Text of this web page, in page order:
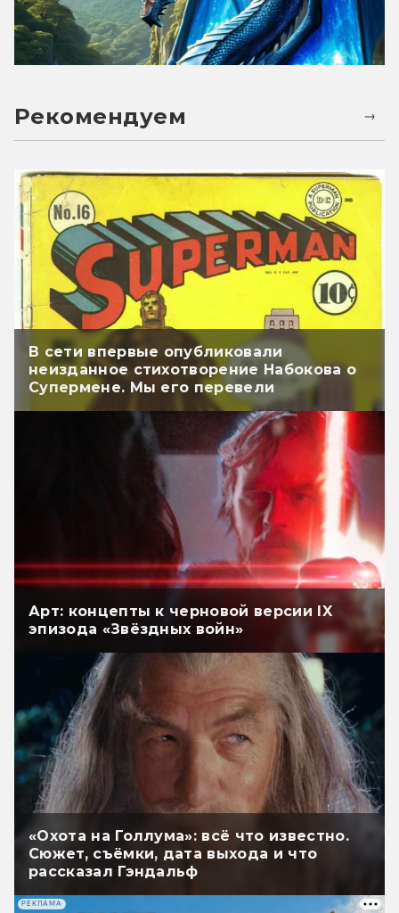
Рекомендуем
В сети впервые опубликовали
неизданное стихотворение Набокова о
Супермене. Мы его перевели
Арт: концепты к черновой версии IX
эпизода «Звёздных войн»
«Охота на Голлума»: всё что известно.
Сюжет, съёмки, дата выхода и что
рассказал Гэндальф
РЕКЛАМА